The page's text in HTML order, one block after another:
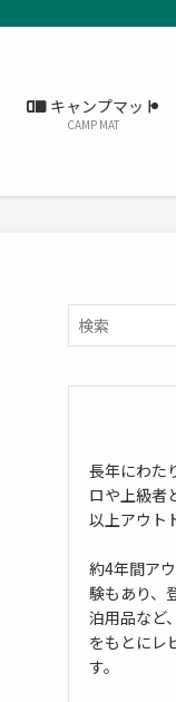
キャンプマット
CAMP MAT
長年にわた
ロや上級者
以上アウト
約4年間ア
験もあり、
泊用品など
をもとにレ
す。